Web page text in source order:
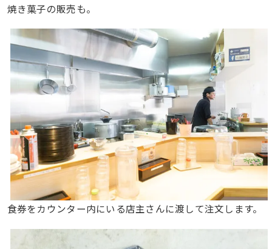
焼き菓子の販売も。
食券をカウンター内にいる店主さんに渡して注文します。